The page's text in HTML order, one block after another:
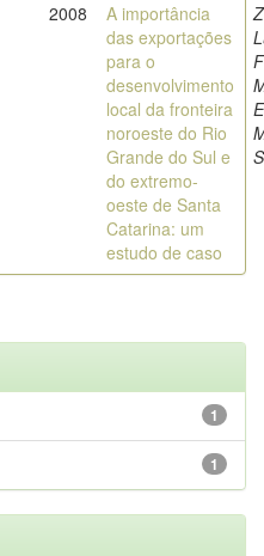
2008
A importância
das exportações
para o
desenvolvimento
local da fronteira
noroeste do Rio
Grande do Sul e
do extremo-
oeste de Santa
Catarina: um
estudo de caso
1
1